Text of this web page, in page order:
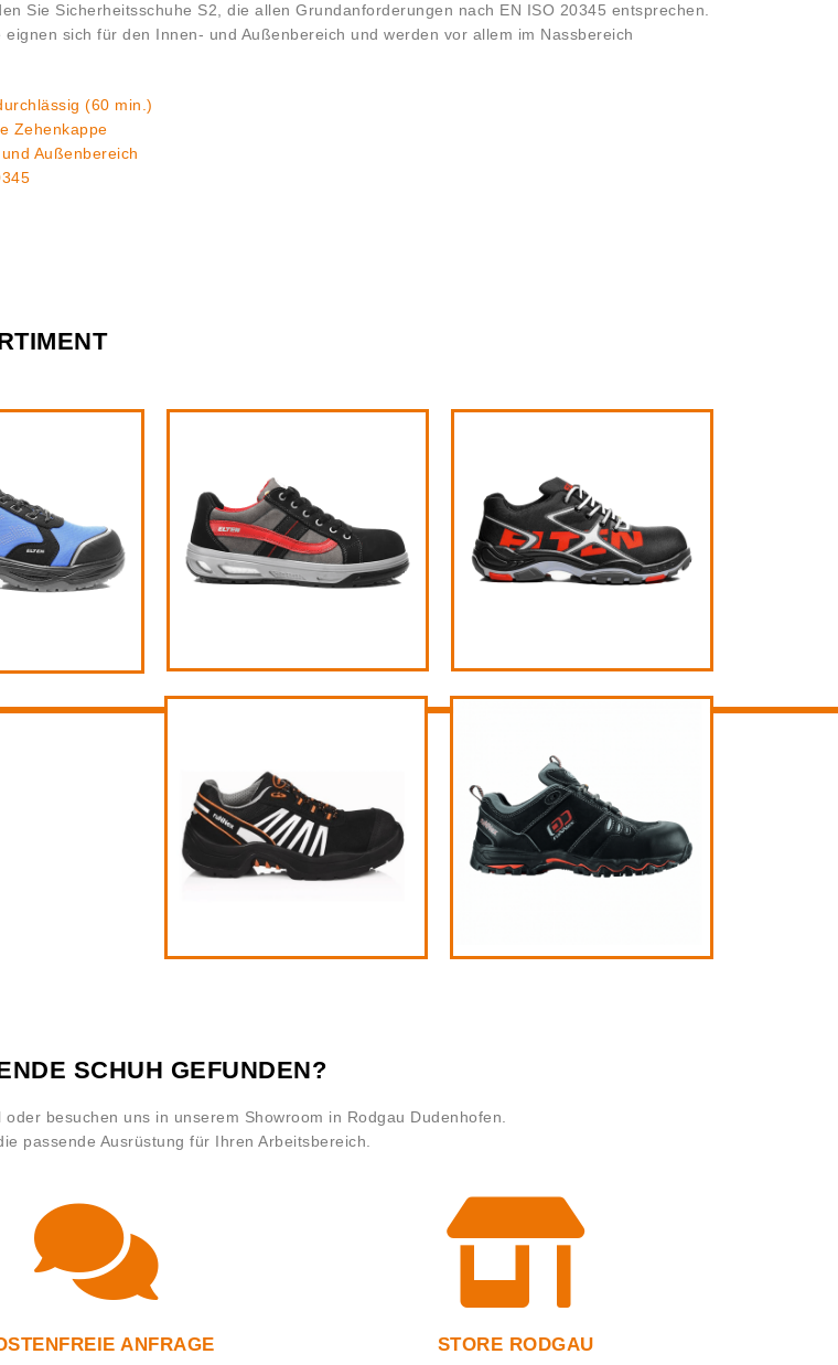
Sie Sicherheitsschuhe S2, die allen Grundanforderungen nach EN ISO 20345 entsprechen.
eignen sich für den Innen- und Außenbereich und werden vor allem im Nassbereich
(60 min.)
Zehenkappe
Außenbereich
SCHUH GEFUNDEN?
besuchen uns in unserem Showroom in Rodgau Dudenhofen.
passende Ausrüstung für Ihren Arbeitsbereich.
ANFRAGE STORE RODGAU